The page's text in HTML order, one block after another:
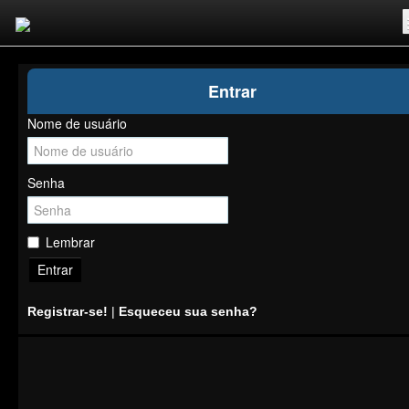
Competições
Comunidade
Notícias
Entrar
Nome de usuário
Senha
Lembrar
Entrar
Registrar-se! | Esqueceu sua senha?